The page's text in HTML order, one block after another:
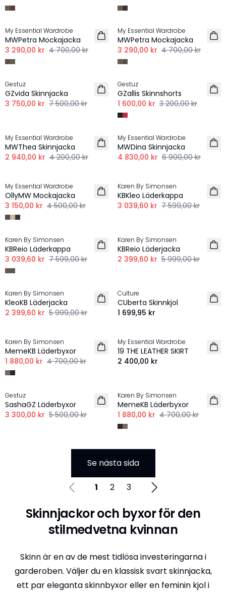
-30%
My Essential Wardrobe
MWPetra Mockajacka
3 290,00 kr 4 700,00 kr
-30%
My Essential Wardrobe
MWPetra Mockajacka
3 290,00 kr 4 700,00 kr
-50%
Gestuz
GZvida Skinnjacka
3 750,00 kr 7 500,00 kr
-50%
Gestuz
GZallis Skinnshorts
1 600,00 kr 3 200,00 kr
My Essential Wardrobe
MWThea Skinnjacka
2 940,00 kr 4 200,00 kr
-30%
My Essential Wardrobe
MWDina Skinnjacka
4 830,00 kr 6 900,00 kr
My Essential Wardrobe
OllyMW Mockajacka
3 150,00 kr 4 500,00 kr
Karen By Simonsen
KBKleo Läderkappa
3 039,60 kr 7 599,00 kr
-60%
Karen By Simonsen
KBReio Läderkappa
3 039,60 kr 7 599,00 kr
Karen By Simonsen
KBReio Läderjacka
2 399,60 kr 5 999,00 kr
-60%
Karen By Simonsen
KleoKB Läderjacka
2 399,60 kr 5 999,00 kr
Culture
CUberta Skinnkjol
1 699,95 kr
Karen By Simonsen
MemeKB Läderbyxor
1 880,00 kr 4 700,00 kr
My Essential Wardrobe
19 THE LEATHER SKIRT
2 400,00 kr
-40%
Gestuz
SashaGZ Läderbyxor
3 300,00 kr 5 500,00 kr
Karen By Simonsen
MemeKB Läderbyxor
1 880,00 kr 4 700,00 kr
Se nästa sida
1 2 3
Skinnjackor och byxor för den
stilmedvetna kvinnan
Skinn är en av de mest tidlösa investeringarna i
garderoben. Väljer du en klassisk svart skinnjacka,
ett par eleganta skinnbyxor eller en feminin kjol i